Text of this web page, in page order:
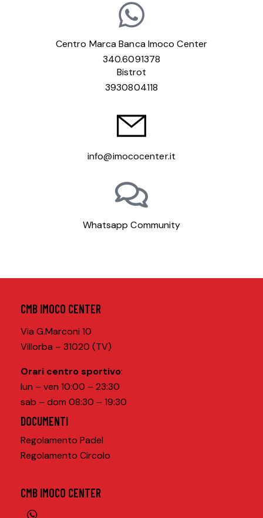
Centro Marca Banca Imoco Center
340.6091378
Bistrot
3930804118
info@imococenter.it
Whatsapp Community
CMB IMOCO CENTER
Via G.Marconi 10
Villorba – 31020 (TV)
Orari centro sportivo:
lun – ven 10:00 – 23:30
sab – dom 08:30 – 19:30
DOCUMENTI
Regolamento Padel
Regolamento Circolo
CMB IMOCO CENTER